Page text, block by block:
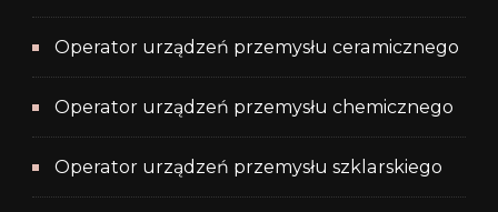
Operator urządzeń przemysłu ceramicznego
Operator urządzeń przemysłu chemicznego
Operator urządzeń przemysłu szklarskiego